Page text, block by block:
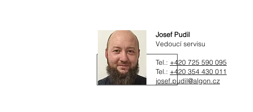
Josef Pudil
Vedoucí servisu
Tel.: +420 725 590 095
Tel.: +420 354 430 011
josef.pudil@algon.cz